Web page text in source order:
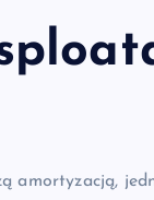
amortyzacją,